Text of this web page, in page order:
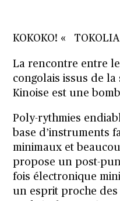
KOKOKO! «
La rencontre entre le
congolais issus de
Kinoise est une
Poly-rythmies
base d’instruments
minimaux et
propose un post-
fois électronique
un esprit proche des